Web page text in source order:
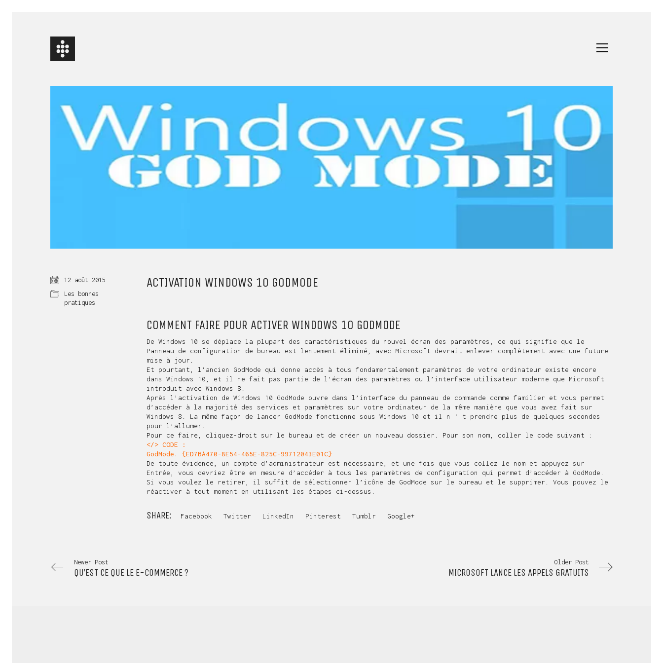
ACTIVATION WINDOWS 10 GODMODE
COMMENT FAIRE POUR ACTIVER WINDOWS 10 GODMODE
De Windows 10 se déplace la plupart des caractéristiques du nouvel écran des paramètres, ce qui signifie que le
Panneau de configuration de bureau est lentement éliminé, avec Microsoft devrait enlever complètement avec une future
mise à jour.
Et pourtant, l’ancien GodMode qui donne accès à tous fondamentalement paramètres de votre ordinateur existe encore
dans Windows 10, et il ne fait pas partie de l’écran des paramètres ou l’interface utilisateur moderne que Microsoft
introduit avec Windows 8.
Après l’activation de Windows 10 GodMode ouvre dans l’interface du panneau de commande comme familier et vous permet
d’accéder à la majorité des services et paramètres sur votre ordinateur de la même manière que vous avez fait sur
Windows 8. La même façon de lancer GodMode fonctionne sous Windows 10 et il n ‘ t prendre plus de quelques secondes
pour l’allumer.
Pour ce faire, cliquez-droit sur le bureau et de créer un nouveau dossier. Pour son nom, coller le code suivant :
</> CODE :
GodMode. {ED7BA470-8E54-465E-825C-99712043E01C}
De toute évidence, un compte d’administrateur est nécessaire, et une fois que vous collez le nom et appuyez sur
Entrée, vous devriez être en mesure d’accéder à tous les paramètres de configuration qui permet d’accéder à GodMode.
Si vous voulez le retirer, il suffit de sélectionner l’icône de GodMode sur le bureau et le supprimer. Vous pouvez le
réactiver à tout moment en utilisant les étapes ci-dessus.
SHARE: Facebook Twitter LinkedIn Pinterest Tumblr Google+
12 août 2015
Les bonnes
pratiques
Newer Post
QU’EST CE QUE LE E-COMMERCE ?
Older Post
MICROSOFT LANCE LES APPELS GRATUITS